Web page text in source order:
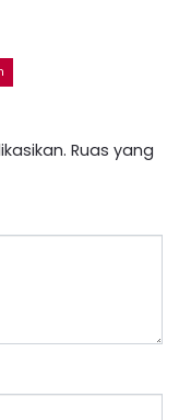
Ruas yang